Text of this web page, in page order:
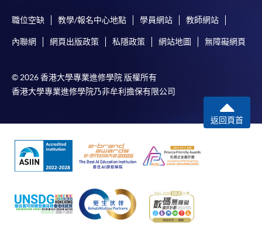
職位空缺 教學/報名中心地點 學員網站 教師網站
內聯網 網頁出版政策 私隱政策 網站地圖 無障礙網頁
© 2026 香港大學專業進修學院 版權所有
香港大學專業進修學院乃非牟利擔保有限公司
返回頁首